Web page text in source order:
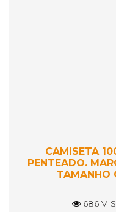
CAMISETA
PENTEADO.
TAMANHO
686